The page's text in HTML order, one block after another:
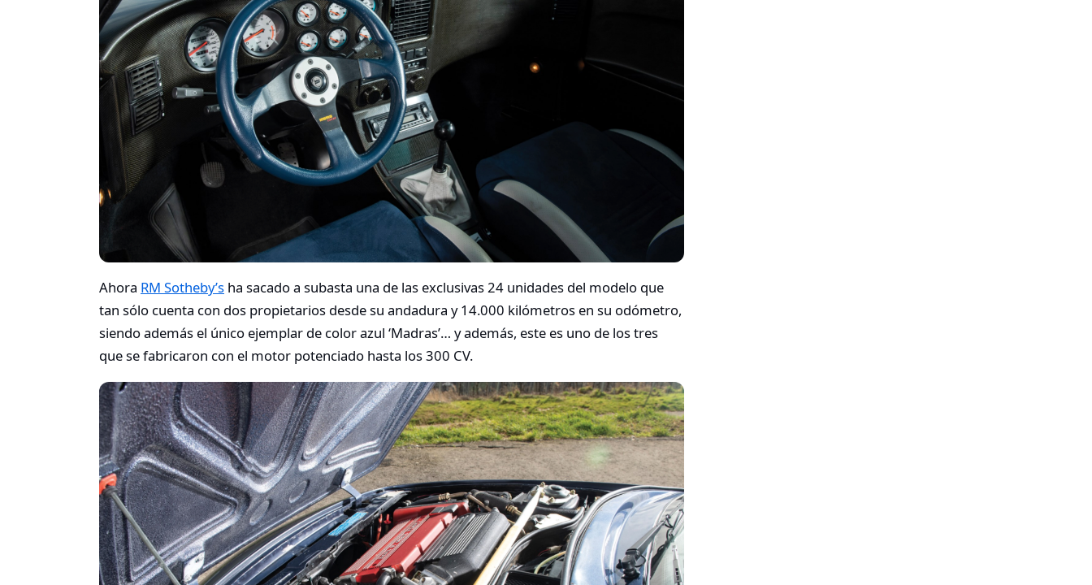
Ahora RM Sotheby’s ha sacado a subasta una de las exclusivas 24 unidades del modelo que
tan sólo cuenta con dos propietarios desde su andadura y 14.000 kilómetros en su odómetro,
siendo además el único ejemplar de color azul ‘Madras’… y además, este es uno de los tres
que se fabricaron con el motor potenciado hasta los 300 CV.